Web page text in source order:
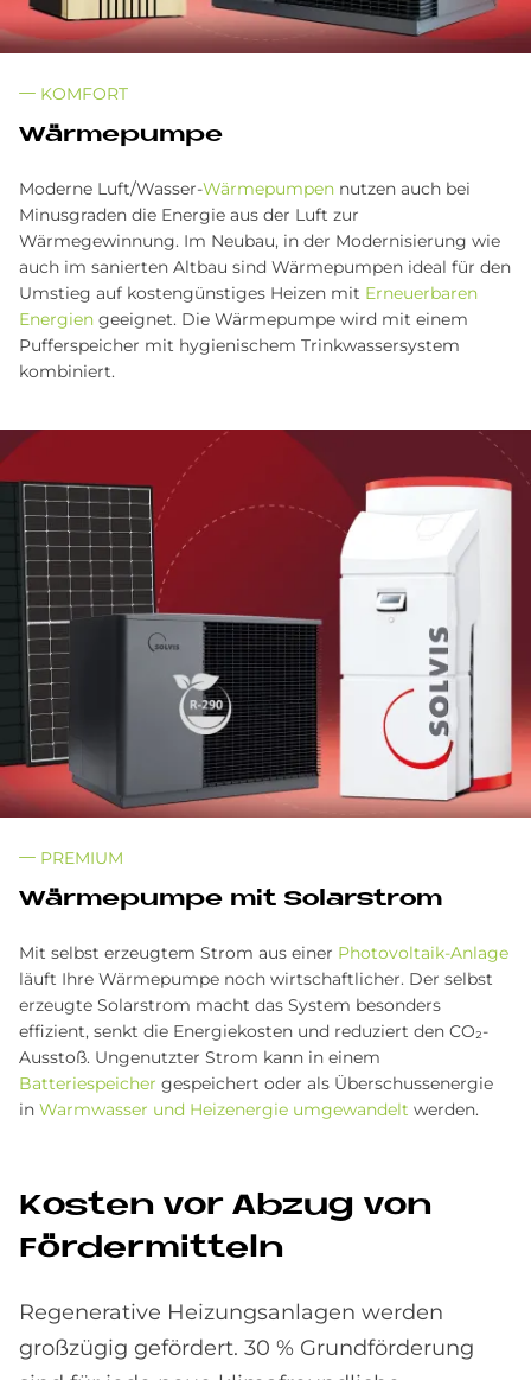
KOMFORT
Wär­me­pum­pe
Moderne Luft/Wasser-Wärmepumpen nutzen auch bei
Minusgraden die Energie aus der Luft zur
Wärmegewinnung. Im Neubau, in der Modernisierung wie
auch im sanierten Altbau sind Wärmepumpen ideal für den
Umstieg auf kostengünstiges Heizen mit Erneuerbaren
Energien geeignet. Die Wärmepumpe wird mit einem
Pufferspeicher mit hygienischem Trinkwassersystem
kombiniert.
PREMIUM
Wär­me­pum­pe mit So­lar­strom
Mit selbst erzeugtem Strom aus einer Photovoltaik-Anlage
läuft Ihre Wärmepumpe noch wirtschaftlicher. Der selbst
erzeugte Solarstrom macht das System besonders
effizient, senkt die Energiekosten und reduziert den CO₂-
Ausstoß. Ungenutzter Strom kann in einem
Batteriespeicher gespeichert oder als Überschussenergie
in Warmwasser und Heizenergie umgewandelt werden.
Ko­sten vor Ab­zug von
För­der­mit­teln
Regenerative Heizungsanlagen werden
großzügig gefördert. 30 % Grundförderung